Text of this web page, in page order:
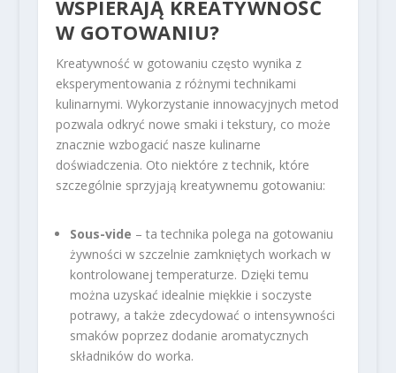
WSPIERAJĄ KREATYWNOŚĆ
W GOTOWANIU?
Kreatywność w gotowaniu często wynika z
eksperymentowania z różnymi technikami
kulinarnymi. Wykorzystanie innowacyjnych metod
pozwala odkryć nowe smaki i tekstury, co może
znacznie wzbogacić nasze kulinarne
doświadczenia. Oto niektóre z technik, które
szczególnie sprzyjają kreatywnemu gotowaniu:
Sous-vide – ta technika polega na gotowaniu
żywności w szczelnie zamkniętych workach w
kontrolowanej temperaturze. Dzięki temu
można uzyskać idealnie miękkie i soczyste
potrawy, a także zdecydować o intensywności
smaków poprzez dodanie aromatycznych
składników do worka.